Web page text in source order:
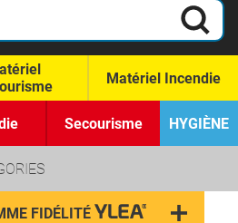
Matériel Incendie
Secourisme HYGIÈNE
FIDÉLITÉ